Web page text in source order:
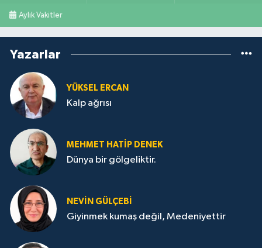
Aylık Vakitler
Yazarlar
YÜKSEL ERCAN
Kalp ağrısı
MEHMET HATİP DENEK
Dünya bir gölgeliktir.
NEVİN GÜLÇEBİ
Giyinmek kumaş değil, Medeniyettir